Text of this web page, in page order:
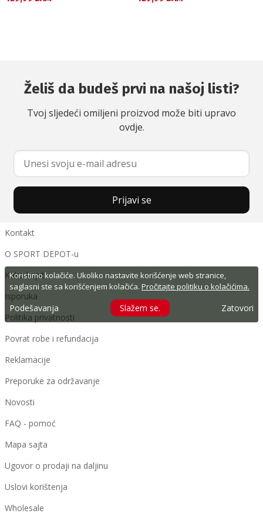
Koristimo kolačiće. Ukoliko nastavite korišćenje web stranice,
saglasni ste sa korišćenjem kolačića. Pročitajte politiku o kolačićima.
Podešavanja Slažem se. Zatovori
Želiš da budeš prvi na našoj listi?
Tvoj sljedeći omiljeni proizvod može biti upravo
ovdje.
Prijavi se
Kontakt
O SPORT DEPOT-u
Kako kupiti
Isporuka
Politika privatnosti
Povrat robe i refundacija
Reklamacije
Preporuke za održavanje
Novosti
FAQ - pomoć
Mapa sajta
Ugovor o prodaji na daljinu
Uslovi korištenja
Wholesale